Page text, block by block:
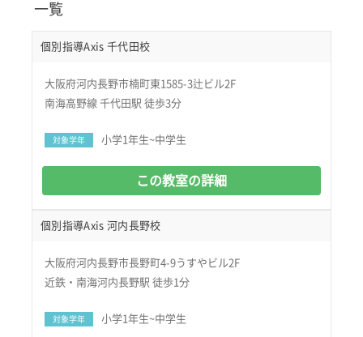
一覧
個別指導Axis 千代田校
大阪府河内長野市楠町東1585-3辻ビル2F
南海高野線 千代田駅 徒歩3分
対象学年 小学1年生~中学生
この教室の詳細
個別指導Axis 河内長野校
大阪府河内長野市長野町4-9うすやビル2F
近鉄・南海河内長野駅 徒歩1分
対象学年 小学1年生~中学生